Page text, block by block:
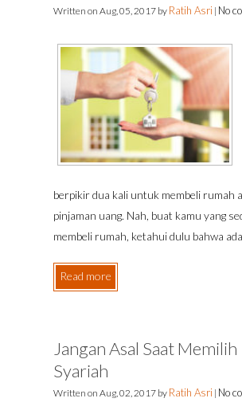
Written on Aug, 05, 2017 by Ratih Asri | No
berpikir dua kali untuk membeli rumah
pinjaman uang. Nah, buat kamu yang
membeli rumah, ketahui dulu bahwa
Read more
Jangan Asal Saat Memilih
Syariah
Written on Aug, 02, 2017 by Ratih Asri | No